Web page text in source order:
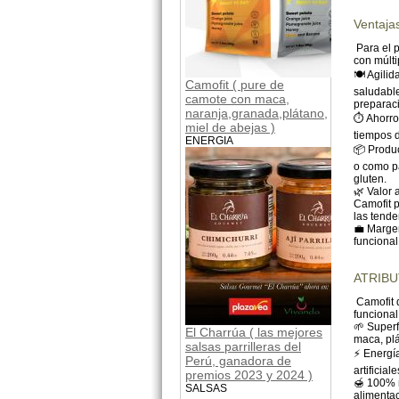
Camofit ( pure de
camote con maca,
naranja,granada,plátano,
miel de abejas )
ENERGIA
El Charrúa ( las mejores
salsas parrilleras del
Perú, ganadora de
premios 2023 y 2024 )
SALSAS
Para el
con
🍽️
⏱️ Ahorro
tiempos
📦
o como
gluten.
🌿 Valor
Camofit
las
💼
Camofit
🌱
maca,
⚡
🍯 100%